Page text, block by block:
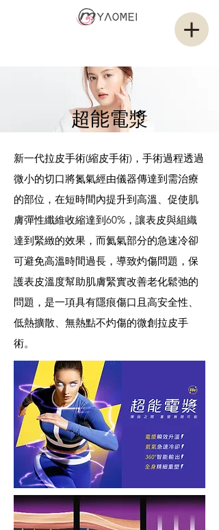
超能電漿
新一代拉皮手術(縮皮手術)，手術過程透過
微小的切口將氮氣經由儀器傳達到需治療
的部位，在短時間內提升到高溫、促使肌
膚彈性纖維收縮達到60%，讓表皮與組織
達到緊緻的效果，而氦氣部分的急速冷卻
可避免高溫時間過長，導致灼傷問題，保
護表皮溫度幫助肌膚緊實改善老化鬆弛的
問題，是一項具有隱痕傷口且高安全性、
低熱擴散、無熱點不灼傷的微創拉皮手
術。